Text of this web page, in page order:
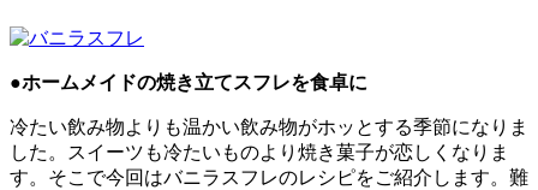
●ホームメイドの焼き立てスフレを食卓に
冷たい飲み物よりも温かい飲み物がホッとする季節になりま
した。スイーツも冷たいものより焼き菓子が恋しくなりま
す。そこで今回はバニラスフレのレシピをご紹介します。難